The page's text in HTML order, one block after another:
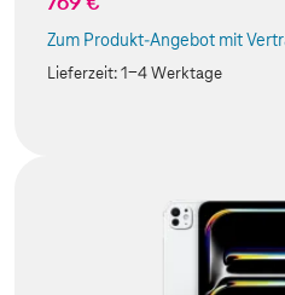
Zum Produkt-Angebot mit
(Der Link wird in einem neuen
Lieferzeit:1-4 Werktage